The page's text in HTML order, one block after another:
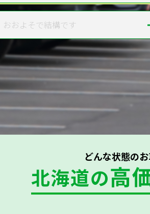
査定を提案。
取!
おおよそで結構です
無
どんな状態の
北海道の高